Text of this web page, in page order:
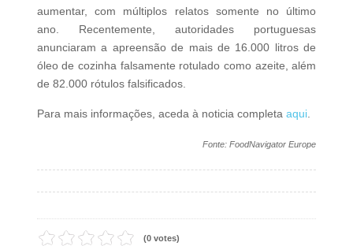
aumentar, com múltiplos relatos somente no último
ano. Recentemente, autoridades portuguesas
anunciaram a apreensão de mais de 16.000 litros de
óleo de cozinha falsamente rotulado como azeite, além
de 82.000 rótulos falsificados.
Para mais informações, aceda à noticia completa aqui.
Fonte: FoodNavigator Europe
(0 votes)